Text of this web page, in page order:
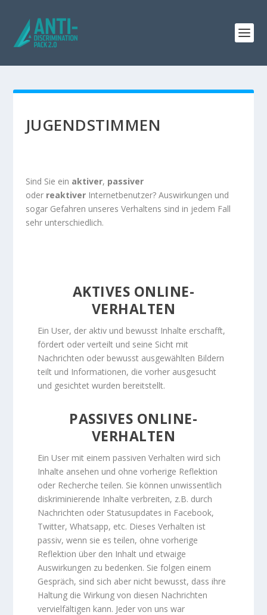
JUGENDSTIMMEN
Sind Sie ein aktiver, passiver
oder reaktiver Internetbenutzer? Auswirkungen und
sogar Gefahren unseres Verhaltens sind in jedem Fall
sehr unterschiedlich.
AKTIVES ONLINE-
VERHALTEN
Ein User, der aktiv und bewusst Inhalte erschafft,
fördert oder verteilt und seine Sicht mit
Nachrichten oder bewusst ausgewählten Bildern
teilt und Informationen, die vorher ausgesucht
und gesichtet wurden bereitstellt.
PASSIVES ONLINE-
VERHALTEN
Ein User mit einem passiven Verhalten wird sich
Inhalte ansehen und ohne vorherige Reflektion
oder Recherche teilen. Sie können unwissentlich
diskriminierende Inhalte verbreiten, z.B. durch
Nachrichten oder Statusupdates in Facebook,
Twitter, Whatsapp, etc. Dieses Verhalten ist
passiv, wenn sie es teilen, ohne vorherige
Reflektion über den Inhalt und etwaige
Auswirkungen zu bedenken. Sie folgen einem
Gespräch, sind sich aber nicht bewusst, dass ihre
Haltung die Wirkung von diesen Nachrichten
vervielfältigen kann. Jeder von uns war